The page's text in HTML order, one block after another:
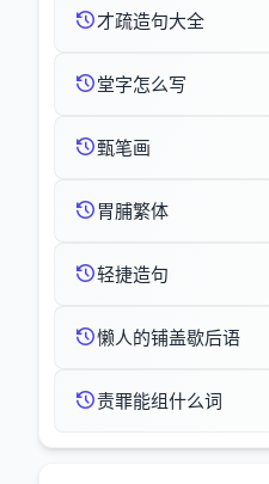
才疏造句大全
堂字怎么写
甄笔画
胃脯繁体
轻捷造句
懒人的铺盖歇后语
责罪能组什么词